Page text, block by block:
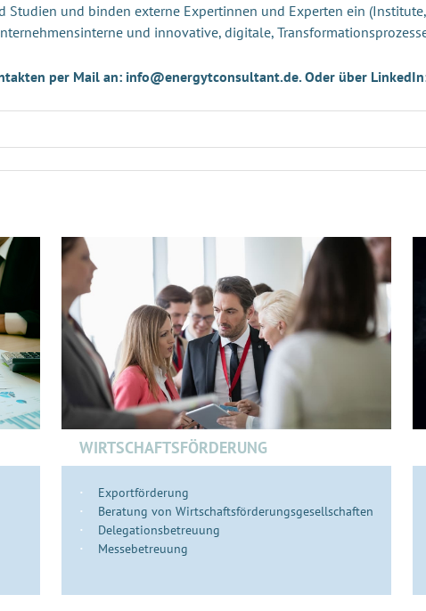
Studien und binden externe Expertinnen und Experten ein
und innovative, digitale,
per Mail an: info@energytconsultant.de. Oder über
WIRTSCHAFTSFÖRDERUNG
Exportförderung
Beratung von Wirtschaftsförderungsgesellschaften
Delegationsbetreuung
Messebetreuung